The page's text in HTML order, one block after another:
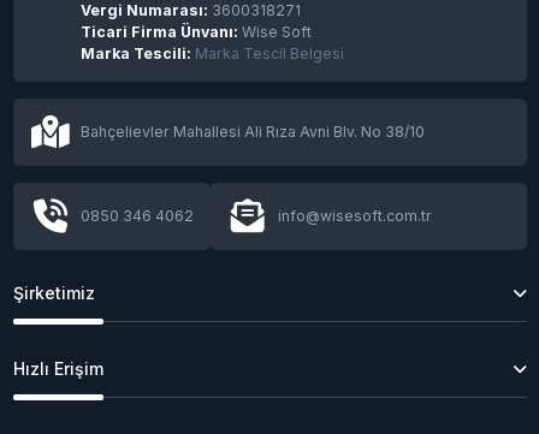
Vergi Numarası: 3600318271
Ticari Firma Ünvanı: Wise Soft
Marka Tescili: Marka Tescil Belgesi
Bahçelievler Mahallesi Ali Rıza Avni Blv. No 38/10
0850 346 4062 info@wisesoft.com.tr
Şirketimiz
Hızlı Erişim